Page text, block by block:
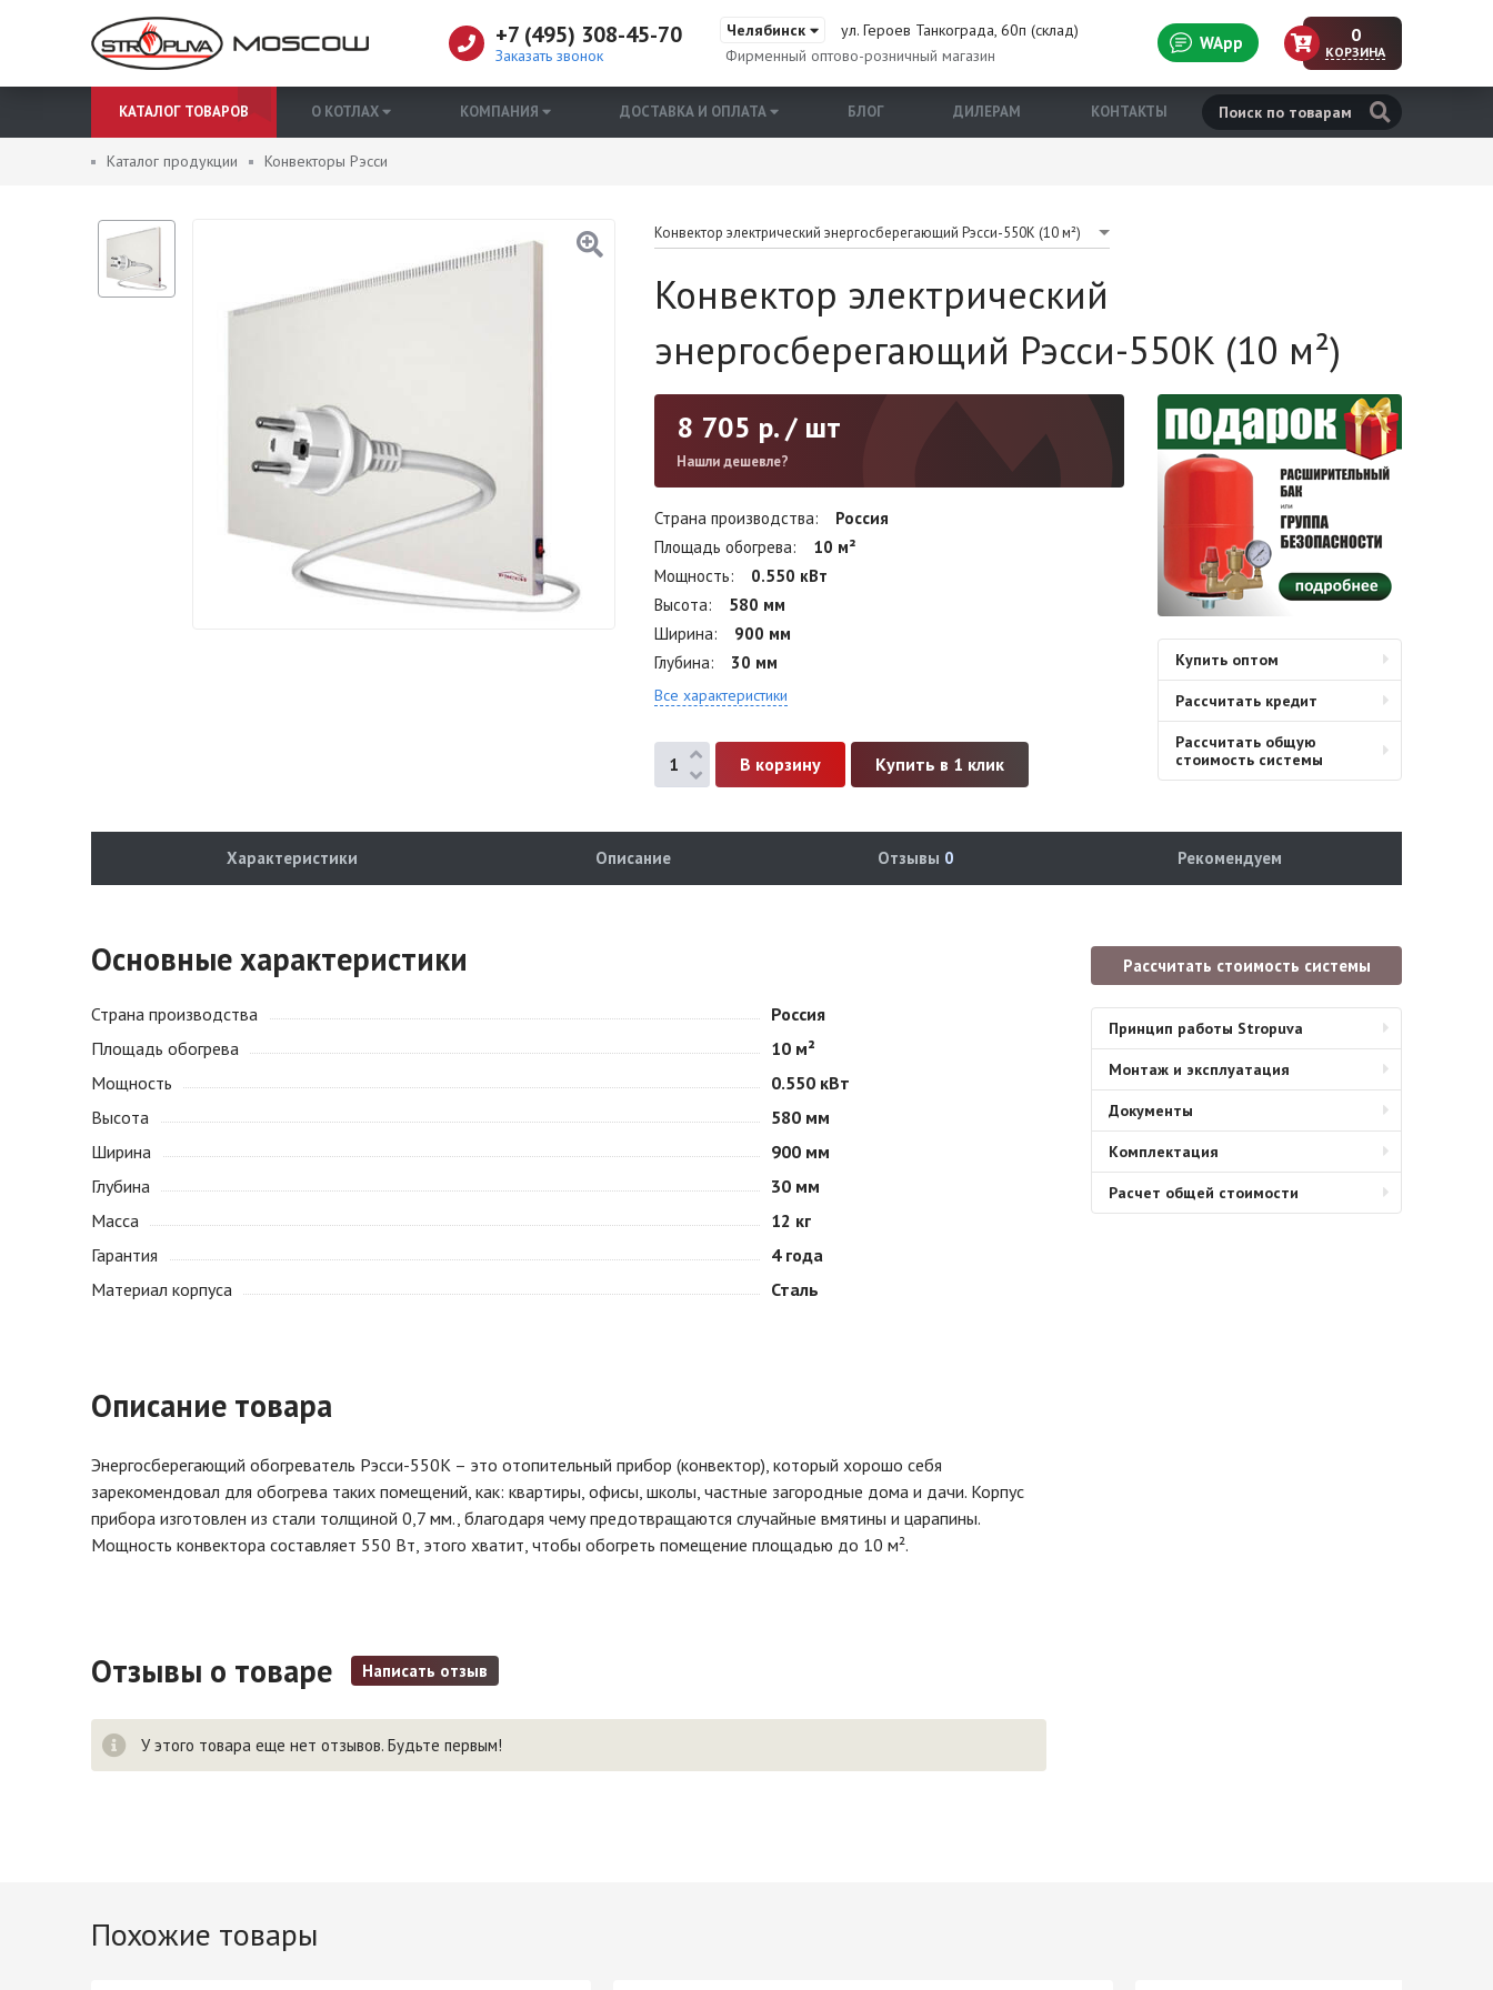
+7 (495) 308-45-70
Заказать звонок
Челябинск
ул. Героев Танкограда, 60п (склад)
Фирменный оптово-розничный магазин
WApp 0
КОРЗИНА
КАТАЛОГ ТОВАРОВ О КОТЛАХ КОМПАНИЯ ДОСТАВКА И ОПЛАТА БЛОГ ДИЛЕРАМ КОНТАКТЫ
Каталог продукции Конвекторы Рэсси
Конвектор электрический энергосберегающий Рэсси-550К (10 м²)
Конвектор электрический
энергосберегающий Рэсси-550К (10 м²)
8 705 р. / шт
Нашли дешевле?
Страна производства
Россия
Площадь обогрева
10 м²
Мощность
0.550 кВт
Высота
580 мм
Ширина
900 мм
Глубина
30 мм
Все характеристики
Купить в 1 клик
Купить оптом
Рассчитать кредит
Рассчитать общую
стоимость системы
Характеристики Описание Отзывы 0 Рекомендуем
Основные характеристики
Страна производства
Россия
Площадь обогрева
10 м²
Мощность
0.550 кВт
Высота
580 мм
Ширина
900 мм
Глубина
30 мм
Масса
12 кг
Гарантия
4 года
Материал корпуса
Сталь
Описание товара
Энергосберегающий обогреватель Рэсси-550К – это отопительный прибор (конвектор), который хорошо себя
зарекомендовал для обогрева таких помещений, как: квартиры, офисы, школы, частные загородные дома и дачи. Корпус
прибора изготовлен из стали толщиной 0,7 мм., благодаря чему предотвращаются случайные вмятины и царапины.
Мощность конвектора составляет 550 Вт, этого хватит, чтобы обогреть помещение площадью до 10 м².
Отзывы о товаре Написать отзыв
У этого товара еще нет отзывов. Будьте первым!
Рассчитать стоимость системы
Принцип работы Stropuva
Монтаж и эксплуатация
Документы
Комплектация
Расчет общей стоимости
Похожие товары